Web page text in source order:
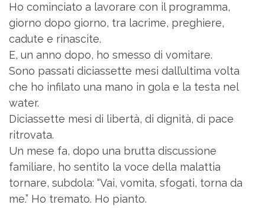
Ho cominciato a lavorare con il programma,
giorno dopo giorno, tra lacrime, preghiere,
cadute e rinascite.
E, un anno dopo, ho smesso di vomitare.
Sono passati diciassette mesi dall’ultima volta
che ho infilato una mano in gola e la testa nel
water.
Diciassette mesi di libertà, di dignità, di pace
ritrovata.
Un mese fa, dopo una brutta discussione
familiare, ho sentito la voce della malattia
tornare, subdola: “Vai, vomita, sfogati, torna da
me.” Ho tremato. Ho pianto.